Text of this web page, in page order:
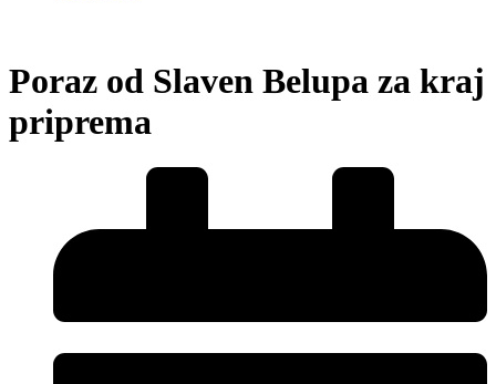
Poraz od Slaven Belupa za kraj
priprema